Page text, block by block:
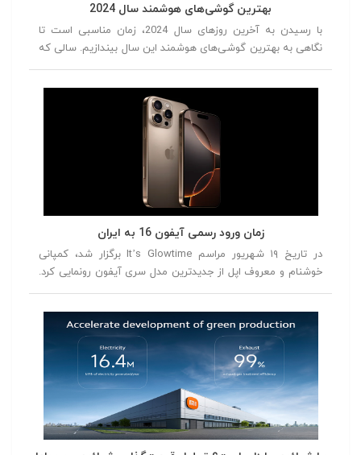
بهترین گوشی‌های هوشمند سال 2024
با رسیدن به آخرین روزهای سال 2024، زمان مناسبی است تا
نگاهی به بهترین گوشی‌های هوشمند این سال بیندازیم. سالی که
با معرفی مدل‌های جدید و نوآورانه، دنیای فناوری را تحت تأثیر قرار
دستگاه‌هایی با عملکرد بی‌نظیر، این سال با رقابت سختی بین
برندهای مختلف همراه بود. در این مقاله، بهترین گوشی‌های سال
2024 را از شماره 5 تا شماره 1 معرفی خواهیم کرد، تا شما بتوانید
با توجه به نقاط قوت و ضعف هر مدل، انتخاب بهتری داشته
زمان ورود رسمی آیفون 16 به ایران
در تاریخ ۱۹ شهریور مراسم It’s Glowtime برگزار شد، کمپانی
خوشنام و معروف اپل از جدیدترین مدل سری آیفون رونمایی کرد.
در این مراسم از آیفون ۱۶، آیفون ۱۶ پلاس، آیفون ۱۶ پرو و آیفون